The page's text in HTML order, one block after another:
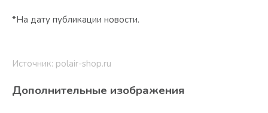
*На дату публикации новости.
Источник: polair-shop.ru
Дополнительные изображения